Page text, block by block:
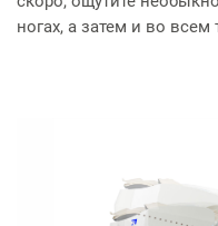
ногах, а затем и во всем